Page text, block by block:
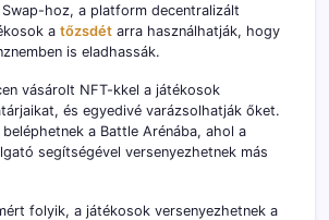
hoz, a platform decentralizált
a tőzsdét arra használhatják, hogy
is eladhassák.
vásárolt NFT-kkel a játékosok
és egyedivé varázsolhatják őket.
a Battle Arénába, ahol a
segítségével versenyezhetnek más
folyik, a játékosok versenyezhetnek a